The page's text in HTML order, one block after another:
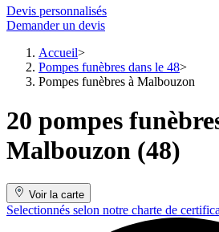
Devis personnalisés
Demander un devis
Accueil
Pompes funèbres dans le 48
Pompes funèbres à Malbouzon
20 pompes
Malbouzon (48)
Voir la carte
Selectionnés selon notre charte de